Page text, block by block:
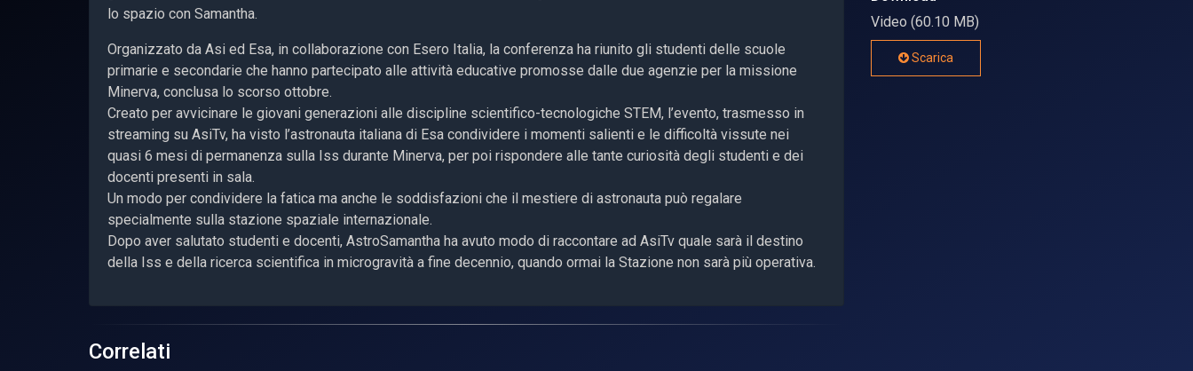
lo spazio con Samantha.
Organizzato da Asi ed Esa, in collaborazione con Esero Italia, la conferenza ha riunito gli studenti delle scuole
primarie e secondarie che hanno partecipato alle attività educative promosse dalle due agenzie per la missione
Minerva, conclusa lo scorso ottobre.
Creato per avvicinare le giovani generazioni alle discipline scientifico-tecnologiche STEM, l’evento, trasmesso in
streaming su AsiTv, ha visto l’astronauta italiana di Esa condividere i momenti salienti e le difficoltà vissute nei
quasi 6 mesi di permanenza sulla Iss durante Minerva, per poi rispondere alle tante curiosità degli studenti e dei
docenti presenti in sala.
Un modo per condividere la fatica ma anche le soddisfazioni che il mestiere di astronauta può regalare
specialmente sulla stazione spaziale internazionale.
Dopo aver salutato studenti e docenti, AstroSamantha ha avuto modo di raccontare ad AsiTv quale sarà il destino
della Iss e della ricerca scientifica in microgravità a fine decennio, quando ormai la Stazione non sarà più operativa.
Video (60.10 MB)
Scarica
Correlati